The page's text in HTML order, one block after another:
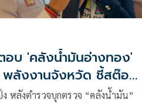
บ 'คลังน้ำมันอ่างทอง'
พลังงานจังหวัด ชี้สต๊อก
ผิดปกติ
หลังตำรวจบุกตรวจ “คลังน้ำมัน”